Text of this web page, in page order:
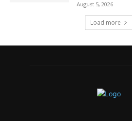
August 5, 2026
Load more